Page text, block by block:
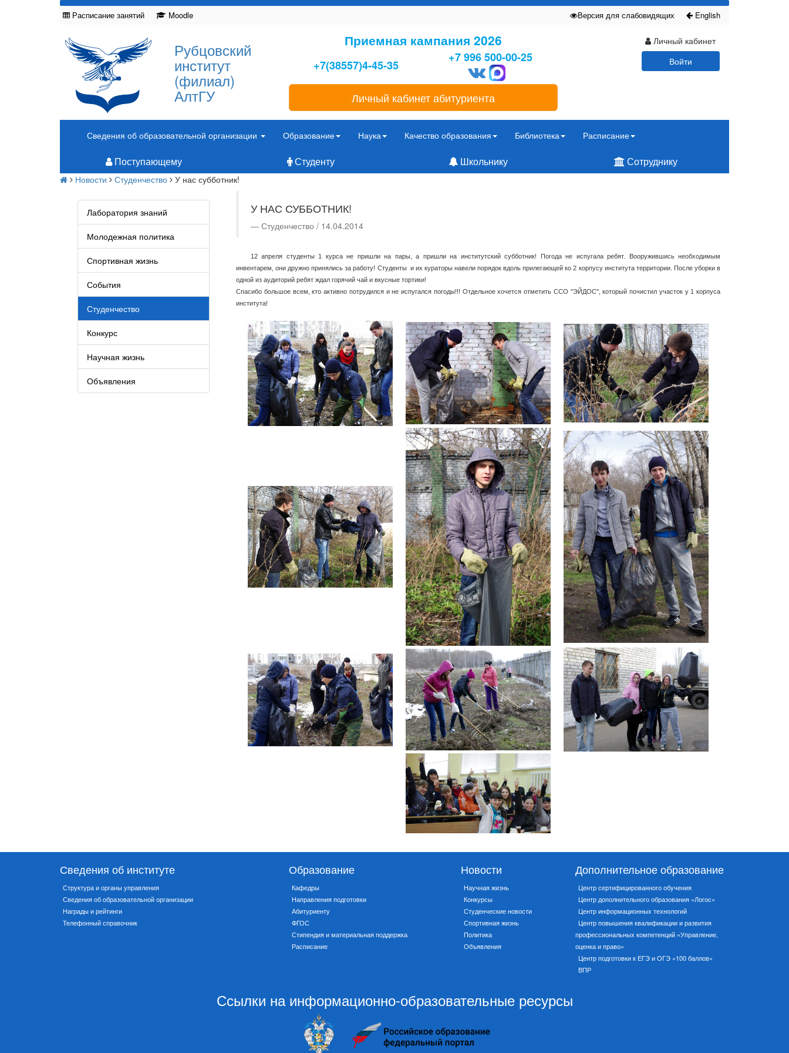
Расписание занятий Moodle English
Версия для слабовидящих
Рубцовский
институт
(филиал)
АлтГУ
Приемная кампания 2026
+7(38557)4-45-35
+7 996 500-00-25
Личный кабинет абитуриента
Личный кабинет
Войти
Сведения об образовательной организации Образование Наука Качество образования Библиотека Расписание
Поступающему Студенту Школьнику Сотруднику
Новости Студенчество У нас субботник!
Лаборатория знаний
Молодежная политика
Спортивная жизнь
События
Студенчество
Конкурс
Научная жизнь
Объявления
У НАС СУББОТНИК!
Студенчество / 14.04.2014
12 апреля студенты 1 курса не пришли на пары, а пришли на институтский субботник! Погода не испугала ребят. Вооружившись необходимым
инвентарем, они дружно принялись за работу! Студенты и их кураторы навели порядок вдоль прилегающей ко 2 корпусу института территории. После уборки в
одной из аудиторий ребят ждал горячий чай и вкусные тортики!
Спасибо большое всем, кто активно потрудился и не испугался погоды!!! Отдельное хочется отметить ССО "ЭЙДОС", который почистил участок у 1 корпуса
института!
Сведения об институте
Структура и органы управления
Сведения об образовательной организации
Награды и рейтинги
Телефонный справочник
Образование
Кафедры
Направления подготовки
Абитуриенту
ФГОС
Стипендия и материальная поддержка
Расписание
Новости
Научная жизнь
Конкурсы
Студенческие новости
Спортивная жизнь
Политика
Объявления
Дополнительное образование
Центр сертифицированного обучения
Центр дополнительного образования «Логос»
Центр информационных технологий
Центр повышения квалификации и развития
профессиональных компетенций «Управление,
оценка и право»
Центр подготовки к ЕГЭ и ОГЭ «100 баллов»
ВПР
Ссылки на информационно-образовательные ресурсы